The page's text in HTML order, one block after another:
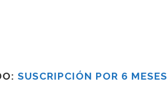
SUSCRIPCIÓN POR 6 MESES